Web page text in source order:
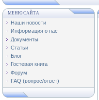
МЕНЮ САЙТА
Наши новости
Информация о нас
Документы
Статьи
Блог
Гостевая книга
Форум
FAQ (вопрос/ответ)